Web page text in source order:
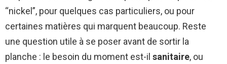
“nickel”, pour quelques cas particuliers, ou pour
certaines matières qui marquent beaucoup. Reste
une question utile à se poser avant de sortir la
planche : le besoin du moment est-il sanitaire, ou